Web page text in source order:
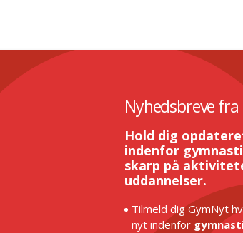
Nyhedsbreve
Hold dig
indenfor
skarp på
uddannelser.
Tilmeld dig GymNyt
nyt indenfor